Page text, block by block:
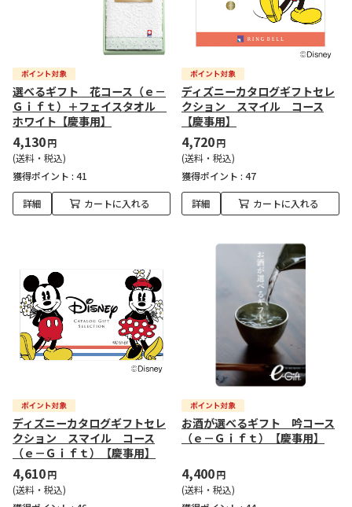
選べるギフト 花コース（ｅ－
Ｇｉｆｔ）＋フェイスタオル
ホワイト【慶事用】
4,130円
(送料・税込)
獲得ポイント : 41
詳細 カートに入れる
ディズニーカタログギフトセレ
クション スマイル コース
【慶事用】
4,720円
(送料・税込)
獲得ポイント : 47
詳細 カートに入れる
ディズニーカタログギフトセレ
クション スマイル コース
（ｅ－Ｇｉｆｔ）【慶事用】
4,610円
(送料・税込)
お酒が選べるギフト 吟コース
（ｅ－Ｇｉｆｔ）【慶事用】
4,400円
(送料・税込)